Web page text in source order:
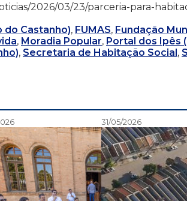
2026/03/23/parceria-para-
do Castanho), FUMAS, Fundação
, Moradia Popular, Portal dos Ipês
, Secretaria de Habitação Social,
31/05/2026